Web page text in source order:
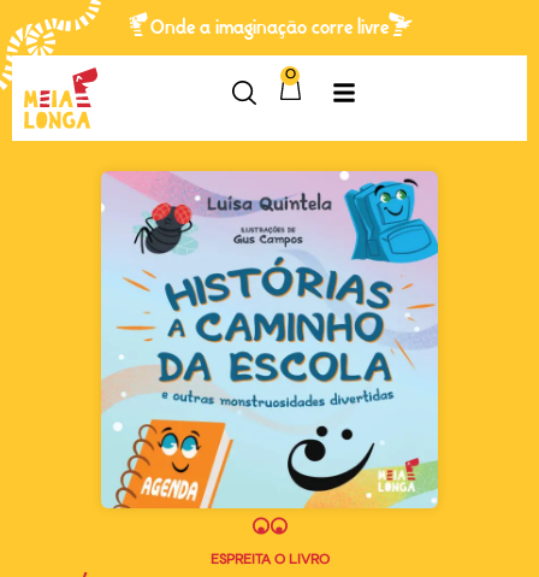
Onde a imaginação corre livre
0
ESPREITA O LIVRO